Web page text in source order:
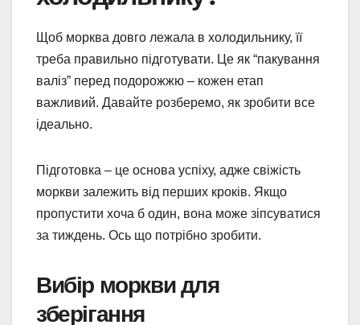
Щоб морква довго лежала в холодильнику, її
треба правильно підготувати. Це як “пакування
валіз” перед подорожжю – кожен етап
важливий. Давайте розберемо, як зробити все
ідеально.
Підготовка – це основа успіху, адже свіжість
моркви залежить від перших кроків. Якщо
пропустити хоча б один, вона може зіпсуватися
за тиждень. Ось що потрібно зробити.
Вибір моркви для
зберігання